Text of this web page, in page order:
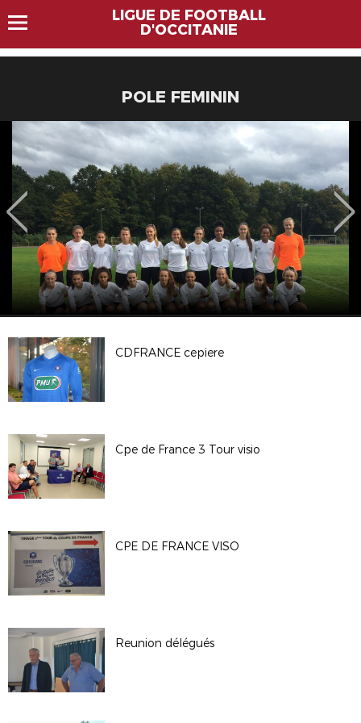
LIGUE DE FOOTBALL
D'OCCITANIE
POLE FEMININ
CDFRANCE cepiere
Cpe de France 3 Tour visio
CPE DE FRANCE VISO
Reunion délégués